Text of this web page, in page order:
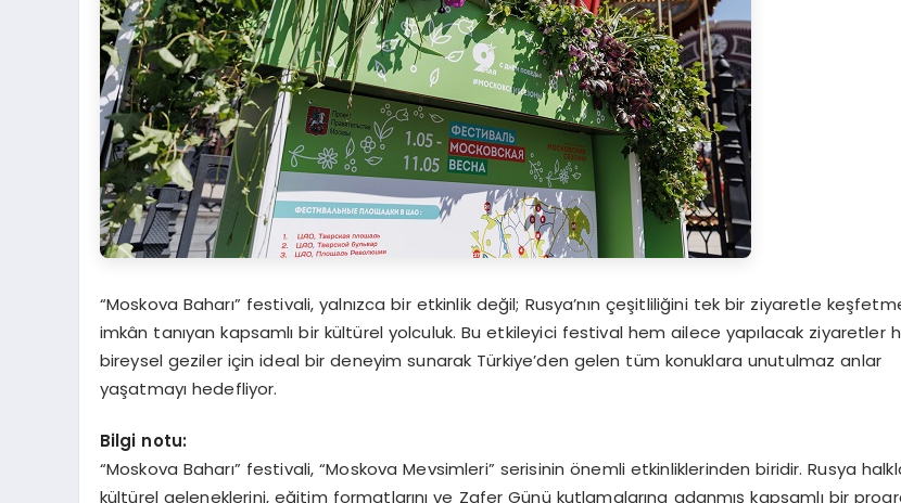
“Moskova Baharı” festivali, yalnızca bir etkinlik değil; Rusya’nın çeşitliliğini tek bir ziyaretle
imkân tanıyan kapsamlı bir kültürel yolculuk. Bu etkileyici festival hem ailece yapılacak ziyaretler
bireysel geziler için ideal bir deneyim sunarak Türkiye’den gelen tüm konuklara unutulmaz anlar
yaşatmayı hedefliyor.
Bilgi notu:
“Moskova Baharı” festivali, “Moskova Mevsimleri” serisinin önemli etkinliklerinden biridir. Rusya
kültürel geleneklerini, eğitim formatlarını ve Zafer Günü kutlamalarına adanmış kapsamlı bir